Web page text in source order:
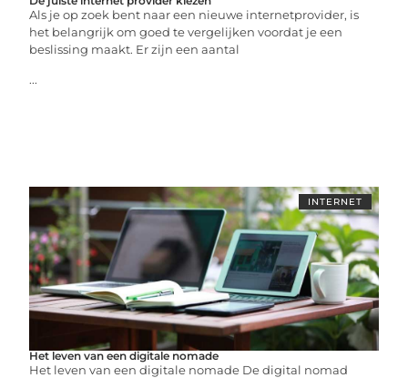
Als je op zoek bent naar een nieuwe internetprovider, is
het belangrijk om goed te vergelijken voordat je een
beslissing maakt. Er zijn een aantal
...
INTERNET
Het leven van een digitale nomade
Het leven van een digitale nomade De digital nomad